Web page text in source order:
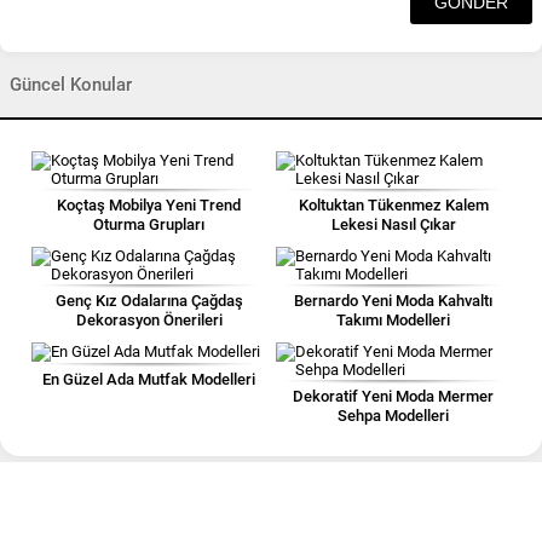
Güncel Konular
Koçtaş Mobilya Yeni Trend
Oturma Grupları
Koltuktan Tükenmez Kalem
Lekesi Nasıl Çıkar
Genç Kız Odalarına Çağdaş
Dekorasyon Önerileri
Bernardo Yeni Moda Kahvaltı
Takımı Modelleri
En Güzel Ada Mutfak Modelleri
Dekoratif Yeni Moda Mermer
Sehpa Modelleri